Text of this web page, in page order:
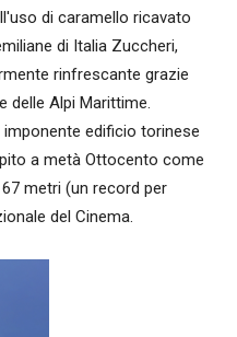
di caramello ricavato
di Italia Zuccheri,
rinfrescante grazie
delle Alpi Marittime.
edificio torinese
a metà Ottocento come
metri (un record per
del Cinema.